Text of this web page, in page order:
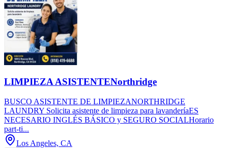
LIMPIEZA ASISTENTENorthridge
BUSCO ASISTENTE DE LIMPIEZANORTHRIDGE
LAUNDRY Solicita asistente de limpieza para lavanderíaES
NECESARIO INGLÉS BÁSICO y SEGURO SOCIALHorario
part-ti...
Los Angeles, CA